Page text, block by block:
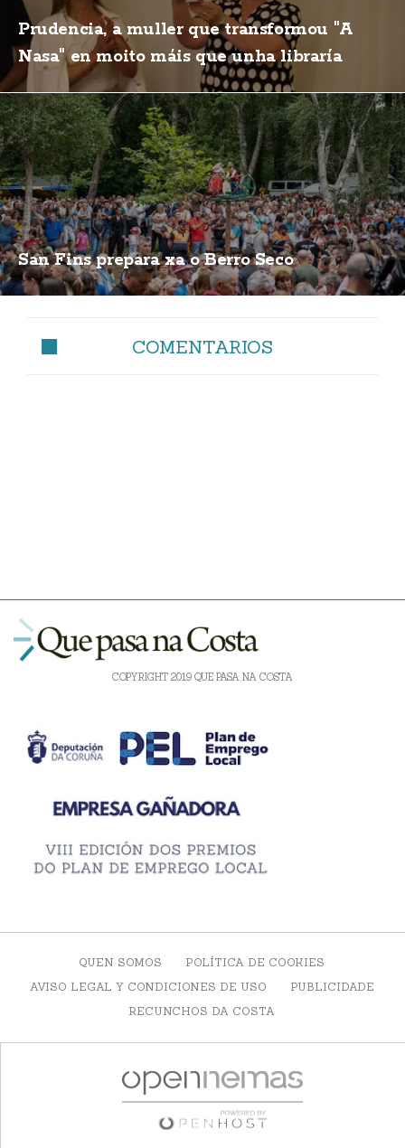
Prudencia, a muller que transformou "A
Nasa" en moito máis que unha libraría
San Fins prepara xa o Berro Seco
COMENTARIOS
COPYRIGHT 2019 QUE PASA NA COSTA
QUEN SOMOS
POLÍTICA DE COOKIES
AVISO LEGAL Y CONDICIONES DE USO
PUBLICIDADE
RECUNCHOS DA COSTA